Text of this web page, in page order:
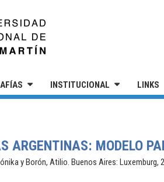
INSTITUCIONAL LINKS
ARGENTINAS: MODELO
y Borón, Atilio. Buenos Aires: Luxemburg,